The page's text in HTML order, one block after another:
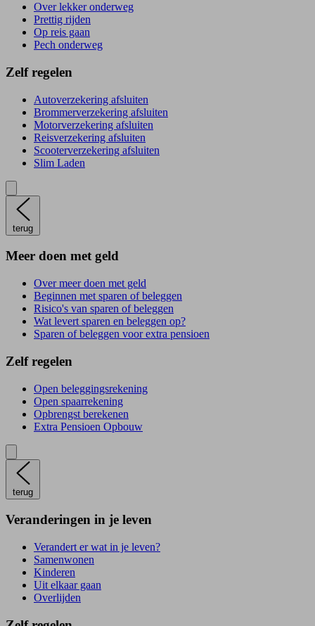
Over lekker onderweg
Prettig rijden
Op reis gaan
Pech onderweg
Zelf regelen
Autoverzekering afsluiten
Brommerverzekering afsluiten
Motorverzekering afsluiten
Reisverzekering afsluiten
Scooterverzekering afsluiten
Slim Laden
terug
Meer doen met geld
Over meer doen met geld
Beginnen met sparen of beleggen
Risico's van sparen of beleggen
Wat levert sparen en beleggen op?
Sparen of beleggen voor extra pensioen
Zelf regelen
Open beleggingsrekening
Open spaarrekening
Opbrengst berekenen
Extra Pensioen Opbouw
terug
Veranderingen in je leven
Verandert er wat in je leven?
Samenwonen
Kinderen
Uit elkaar gaan
Overlijden